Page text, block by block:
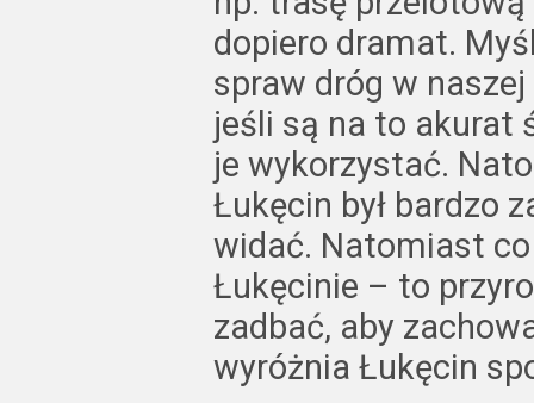
dopiero dramat.
spraw dróg w
jeśli są na to akurat
je wykorzystać.
Łukęcin był bardzo
widać. Natomiast
Łukęcinie – to
zadbać, aby
wyróżnia Łukęcin